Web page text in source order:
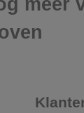
meer